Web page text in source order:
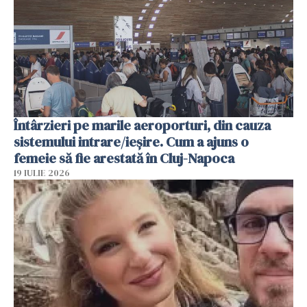
Întârzieri pe marile aeroporturi, din cauza
sistemului intrare/ieșire. Cum a ajuns o
femeie să fie arestată în Cluj-Napoca
19 IULIE 2026